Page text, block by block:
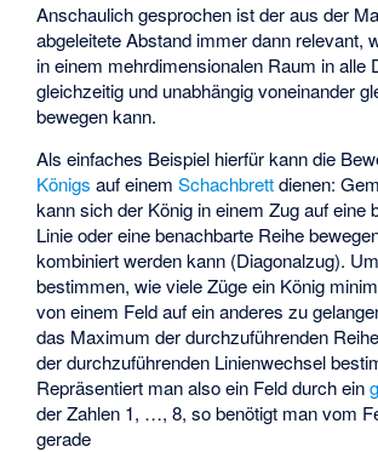
Anschaulich gesprochen ist der aus der
abgeleitete Abstand immer dann relevant,
in einem mehrdimensionalen Raum in alle
gleichzeitig und unabhängig voneinander
bewegen kann.
Als einfaches Beispiel hierfür kann die
Königs auf einemSchachbrettdienen:
kann sich der König in einem Zug auf eine
Linie oder eine benachbarte Reihe
kombiniert werden kann (Diagonalzug).
bestimmen, wie viele Züge ein König
von einem Feld auf ein anderes zu
das Maximum der durchzuführenden
der durchzuführenden Linienwechsel
Repräsentiert man also ein Feld durch ein
der Zahlen 1, …, 8, so benötigt man vom
gerade